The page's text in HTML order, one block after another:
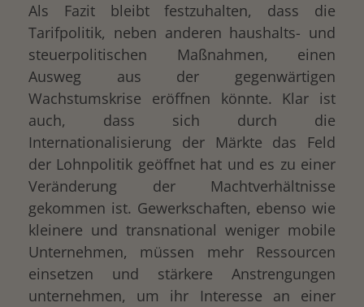
Als Fazit bleibt festzuhalten, dass die
Tarifpolitik, neben anderen haushalts- und
steuerpolitischen Maßnahmen, einen
Ausweg aus der gegenwärtigen
Wachstumskrise eröffnen könnte. Klar ist
auch, dass sich durch die
Internationalisierung der Märkte das Feld
der Lohnpolitik geöffnet hat und es zu einer
Veränderung der Machtverhältnisse
gekommen ist. Gewerkschaften, ebenso wie
kleinere und transnational weniger mobile
Unternehmen, müssen mehr Ressourcen
einsetzen und stärkere Anstrengungen
unternehmen, um ihr Interesse an einer